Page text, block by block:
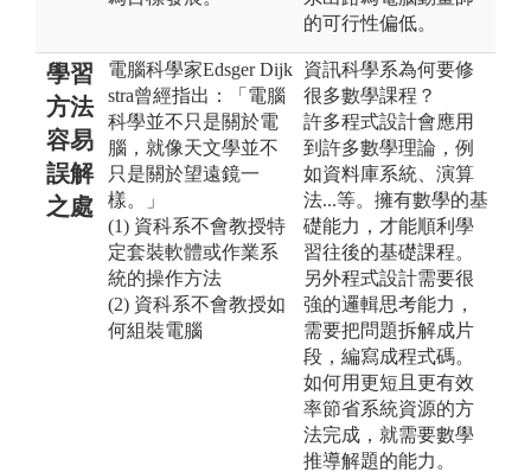
的可行性偏低。
學習
方法
容易
誤解
之處
電腦科學家Edsger Dijk
stra曾經指出：「電腦
科學並不只是關於電
腦，就像天文學並不
只是關於望遠鏡一
樣。」
(1) 資科系不會教授特
定套裝軟體或作業系
統的操作方法
(2) 資科系不會教授如
何組裝電腦
資訊科學系為何要修
很多數學課程？
許多程式設計會應用
到許多數學理論，例
如資料庫系統、演算
法...等。擁有數學的基
礎能力，才能順利學
習往後的基礎課程。
另外程式設計需要很
強的邏輯思考能力，
需要把問題拆解成片
段，編寫成程式碼。
如何用更短且更有效
率節省系統資源的方
法完成，就需要數學
推導解題的能力。